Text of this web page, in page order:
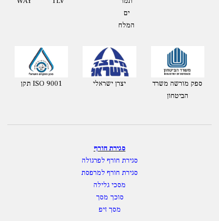
ים
המלח
תקן ISO 9001 יצרן ישראלי
ספק מורשה משרד
הביטחון
סגירת חורף
סגירת חורף לפרגולה
סגירת חורף למרפסת
מסכי גלילה
סוכך מסך
מסך זיפ